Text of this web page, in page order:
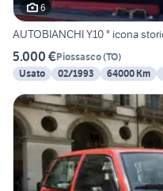
6
5.000 €Piossasco(TO)
Usato
02/1993 64000 Km